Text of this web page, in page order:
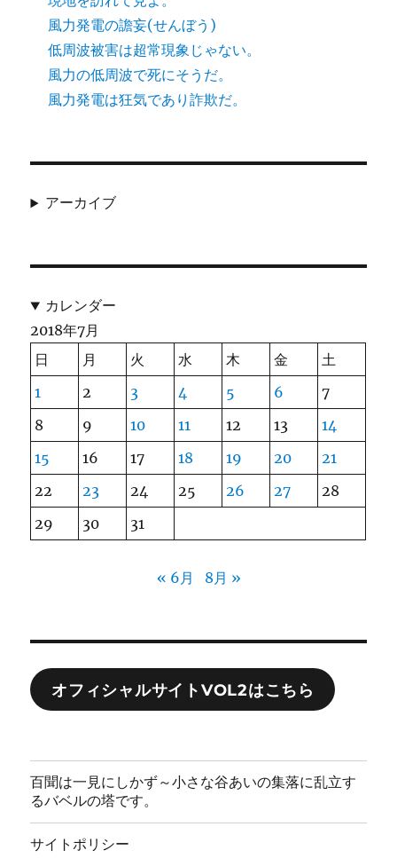
風力発電の譫妄(せんぼう)
低周波被害は超常現象じゃない。
風力の低周波で死にそうだ。
風力発電は狂気であり詐欺だ。
アーカイブ
カレンダー
2018年7月
日
月 火 水 木 金
土
1
2 3 4 5 6
7
8
9 10 11 12 13
14
15
16 17 18 19 20
21
22
23 24 25 26 27
28
29
30 31
« 6月 8月 »
オフィシャルサイトVOL2はこちら
百聞は一見にしかず～小さな谷あいの集落に乱立す
るバベルの塔です。
サイトポリシー